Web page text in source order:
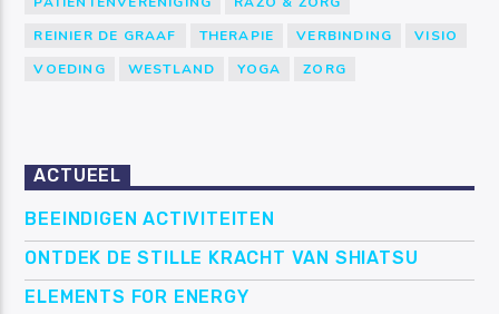
REINIER DE GRAAF
THERAPIE VERBINDING
VISIO
VOEDING
WESTLAND YOGA ZORG
ACTUEEL
BEEINDIGEN ACTIVITEITEN
ONTDEK DE STILLE KRACHT VAN SHIATSU
ELEMENTS FOR ENERGY